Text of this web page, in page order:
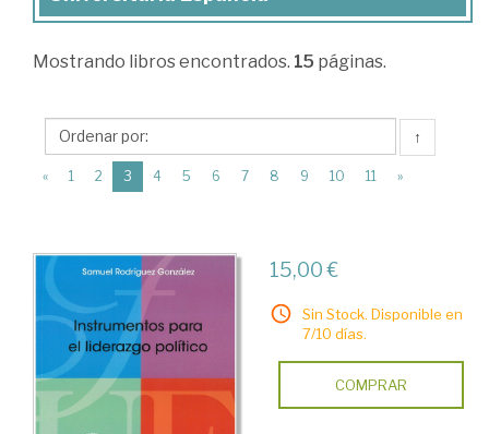
de
la
Fundación
Universitaria
Española
Mostrando libros encontrados. 15 páginas.
↑
« 1 2 3 (current)
4 5 6 7 8 9 10 11 »
15,00 €
Sin Stock. Disponible en
7/10 días.
COMPRAR